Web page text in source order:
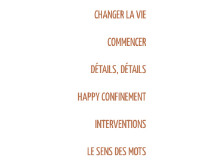
CHANGER LA VIE
COMMENCER
DÉTAILS, DÉTAILS
HAPPY CONFINEMENT
INTERVENTIONS
LE SENS DES MOTS